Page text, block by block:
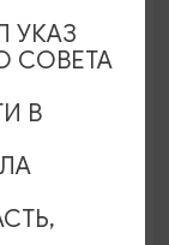
Елены
УКАЗ
СОВЕТА
В